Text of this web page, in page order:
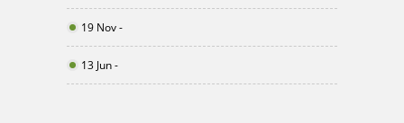
19 Nov -
13 Jun -